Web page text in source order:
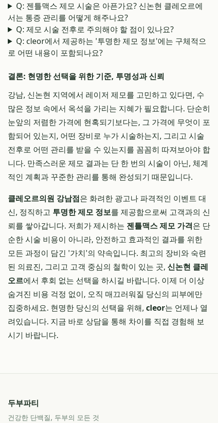
Q: 젠틀맥스 제모 시술은 아픈가요? 신논현 클레오르에
서는 통증 관리를 어떻게 해주나요?
Q: 제모 시술 전후로 주의해야 할 점이 있나요?
Q: cleor에서 제공하는 '투명한 제모 정보'에는 구체적으
로 어떤 내용이 포함되나요?
결론: 현명한 선택을 위한 기준, 투명성과 신뢰
강남, 신논현 지역에서 레이저 제모를 고민하고 있다면, 수
많은 정보 속에서 옥석을 가리는 지혜가 필요합니다. 단순히
눈앞의 저렴한 가격에 현혹되기보다는, 그 가격에 무엇이 포
함되어 있는지, 어떤 장비로 누가 시술하는지, 그리고 시술
전후로 어떤 관리를 받을 수 있는지를 꼼꼼히 따져보아야 합
니다. 만족스러운 제모 결과는 단 한 번의 시술이 아닌, 체계
적인 계획과 꾸준한 관리를 통해 완성되기 때문입니다.
클레오르의원 강남점은 화려한 광고나 파격적인 이벤트 대
신, 정직하고 투명한 제모 정보를 제공함으로써 고객과의 신
뢰를 쌓아갑니다. 저희가 제시하는 젠틀맥스 제모 가격은 단
순한 시술 비용이 아니라, 안전하고 효과적인 결과를 위한
모든 과정이 담긴 '가치'의 약속입니다. 최고의 장비와 숙련
된 의료진, 그리고 고객 중심의 철학이 있는 곳, 신논현 클레
오르에서 후회 없는 선택을 하시길 바랍니다. 이제 더 이상
숨겨진 비용 걱정 없이, 오직 매끄러워질 당신의 피부에만
집중하세요. 현명한 당신의 선택을 위해, cleor는 언제나 열
려있습니다. 지금 바로 상담을 통해 차이를 직접 경험해 보
시기 바랍니다.
두부파티
건강한 단백질, 두부의 모든 것